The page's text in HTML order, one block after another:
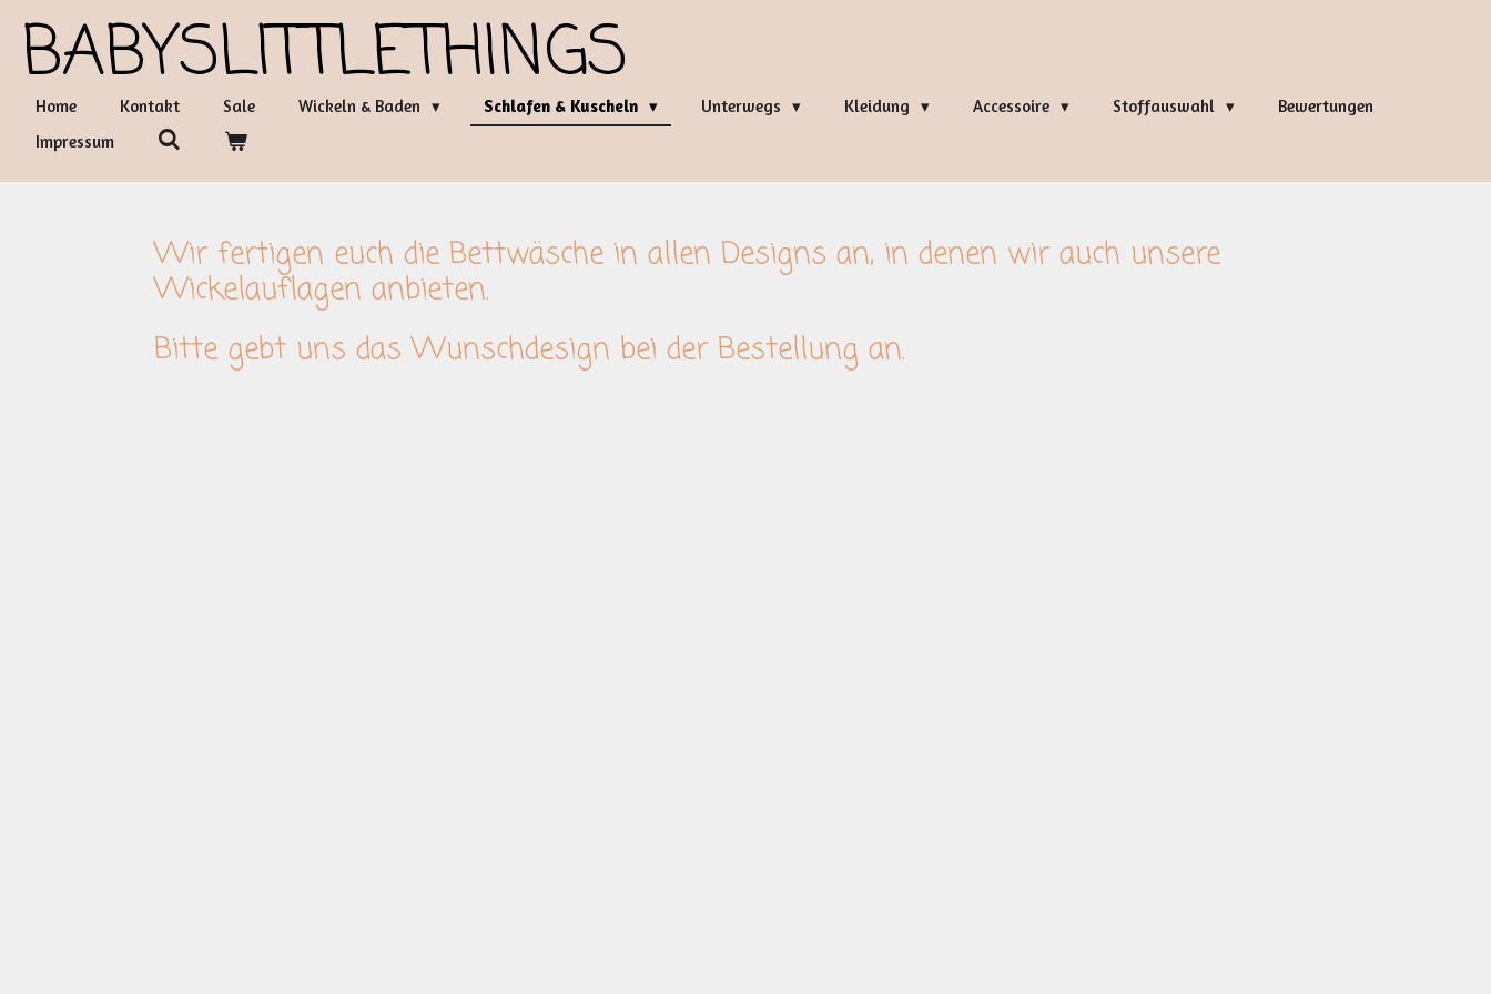
Zum
Hauptinhalt
springen
BABYSLITTLETHINGS
Home Kontakt Sale Wickeln & Baden Schlafen & Kuscheln Unterwegs Kleidung Accessoire Stoffauswahl
Bewertungen
Impressum
Wir fertigen euch die Bettwäsche in allen Designs an, in denen wir auch unsere
Wickelauflagen anbieten.
Bitte gebt uns das Wunschdesign bei der Bestellung an.